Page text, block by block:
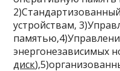
устройствам,
энергонезависимых
диск